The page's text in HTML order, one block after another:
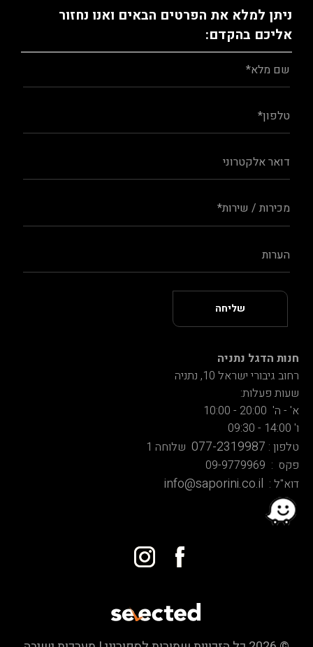
ניתן למלא את הפרטים הבאים ואנו נחזור
אליכם בהקדם:
חנות הדגל נתניה
רחוב גיבורי ישראל 10, נתניה
שעות פעלות:
א' - ה' 20:00 - 10:00
ו' 14:00 - 09:30
טלפון : 077-2319987 שלוחה 1
פקס : 09-9779969
דוא"ל : info@saporini.co.il